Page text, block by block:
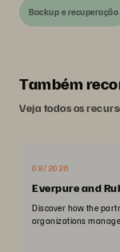
Backup e recuperação
Também
Veja todos os
08/2026
Everpure and
Discover how the
organizations